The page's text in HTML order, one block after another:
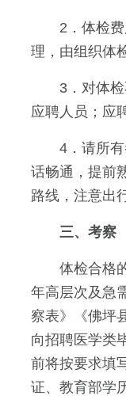
2．体检
理，由组织体
3．对体
应聘人员；应
4．请所
话畅通，提前
路线，注意出
三、考察
体检合格
年高层次及急
察表》《佛坪
向招聘医学类
前将按要求填
证、教育部学